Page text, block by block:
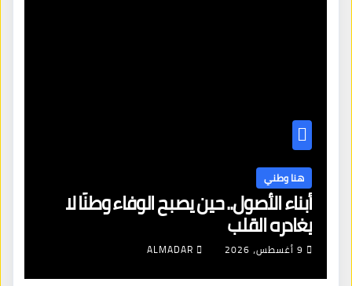
هنا وطني
أبناء الأصول.. حين يصبح الوفاء وطنًا لا
يغادره القلب
9 أغسطس، 2026 ALMADAR